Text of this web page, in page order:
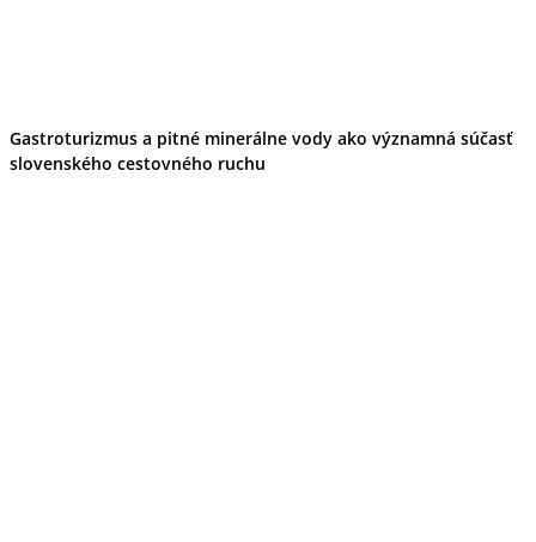
Gastroturizmus a pitné minerálne vody ako významná súčasť
slovenského cestovného ruchu